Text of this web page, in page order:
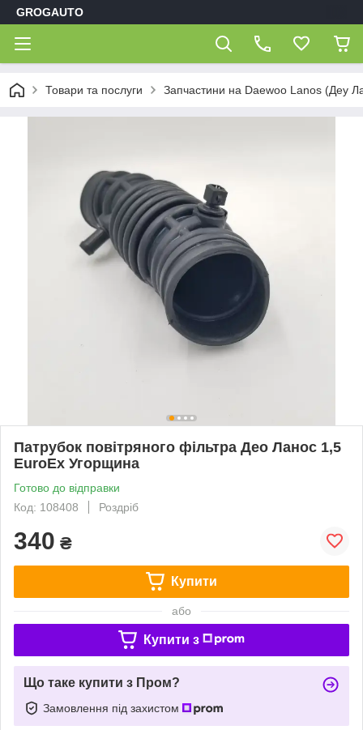
GROGAUTO
Товари та послуги Запчастини на Daewoo Lanos (Деу
Патрубок повітряного фільтра Део Ланос 1,5
EuroEx Угорщина
Готово до відправки
Код: 108408
Роздріб
340 ₴
Купити
або
Купити з
Що таке купити з Пром?
Замовлення під захистом